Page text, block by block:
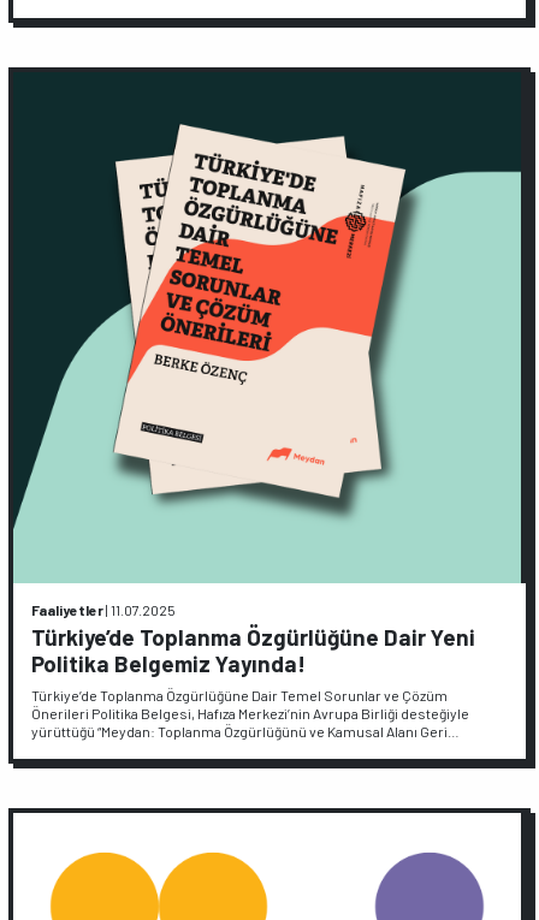
Faaliyetler|11.07.2025
Türkiye’de Toplanma Özgürlüğüne Dair Yeni
Politika Belgemiz Yayında!
Türkiye’de Toplanma Özgürlüğüne Dair Temel Sorunlar ve Çözüm
Önerileri Politika Belgesi, Hafıza Merkezi’nin Avrupa Birliği desteğiyle
yürüttüğü “Meydan: Toplanma Özgürlüğünü ve Kamusal Alanı Geri…